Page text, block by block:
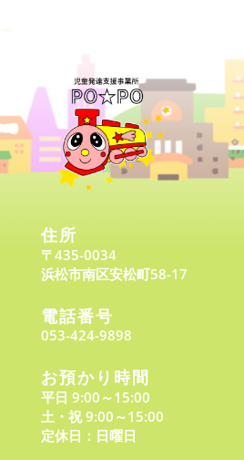
住所
〒435-0034
浜松市南区安松町58-17
電話番号
053-424-9898
お預かり時間
平日 9:00～15:00
土・祝 9:00～15:00
定休日：日曜日